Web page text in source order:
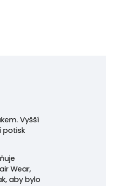
Vyšší
potisk
Wear,
aby bylo